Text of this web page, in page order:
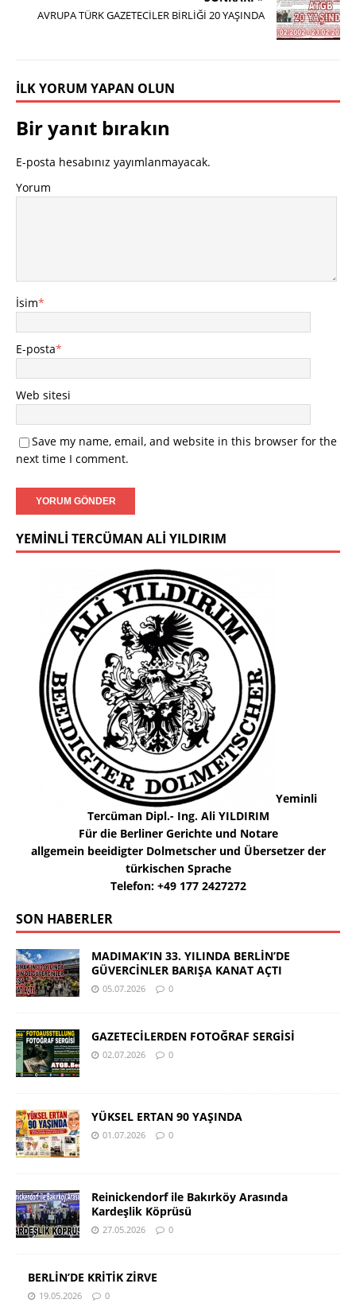
AVRUPA TÜRK GAZETECİLER BİRLİĞİ 20 YAŞINDA
İLK YORUM YAPAN OLUN
Bir yanıt bırakın
E-posta hesabınız yayımlanmayacak.
Yorum
İsim*
E-posta*
Web sitesi
Save my name, email, and website in this browser for the
next time I comment.
YEMINLI TERCÜMAN ALI YILDIRIM
Yeminli
Tercüman Dipl.- Ing. Ali YILDIRIM
Für die Berliner Gerichte und Notare
allgemein beeidigter Dolmetscher und Übersetzer der
türkischen Sprache
Telefon: +49 177 2427272
SON HABERLER
MADIMAK’IN 33. YILINDA BERLİN’DE
GÜVERCİNLER BARIŞA KANAT AÇTI
05.07.2026 0
GAZETECİLERDEN FOTOĞRAF SERGİSİ
02.07.2026 0
YÜKSEL ERTAN 90 YAŞINDA
01.07.2026 0
Reinickendorf ile Bakırköy Arasında
Kardeşlik Köprüsü
27.05.2026 0
BERLİN’DE KRİTİK ZİRVE
19.05.2026 0